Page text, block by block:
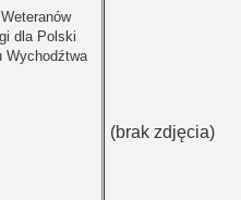
dla Polski
Wychodźtwa
(brak zdjęcia)